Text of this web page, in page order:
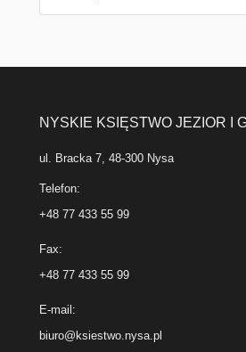
NYSKIE KSIĘSTWO JEZIOR I
ul. Bracka 7, 48-300 Nysa
Telefon:
+48 77 433 55 99
Fax:
+48 77 433 55 99
E-mail:
biuro@ksiestwo.nysa.pl